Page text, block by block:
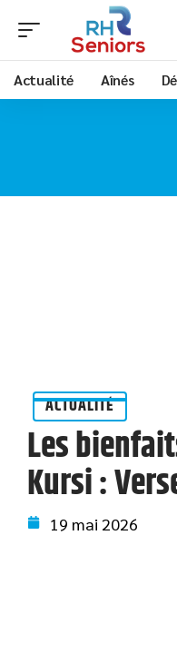
Actualité Aînés
ACTUALITÉ
Les
Kursi :
19 mai 2026